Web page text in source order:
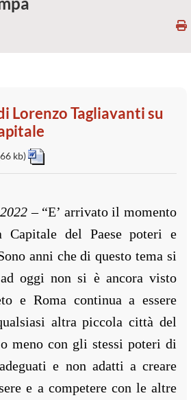
Lorenzo Tagliavanti su
kb)
– “E’ arrivato il momento
Capitale del Paese poteri e
anni che di questo tema si
oggi non si è ancora visto
e Roma continua a essere
altra piccola città del
meno con gli stessi poteri di
e non adatti a creare
e a competere con le altre